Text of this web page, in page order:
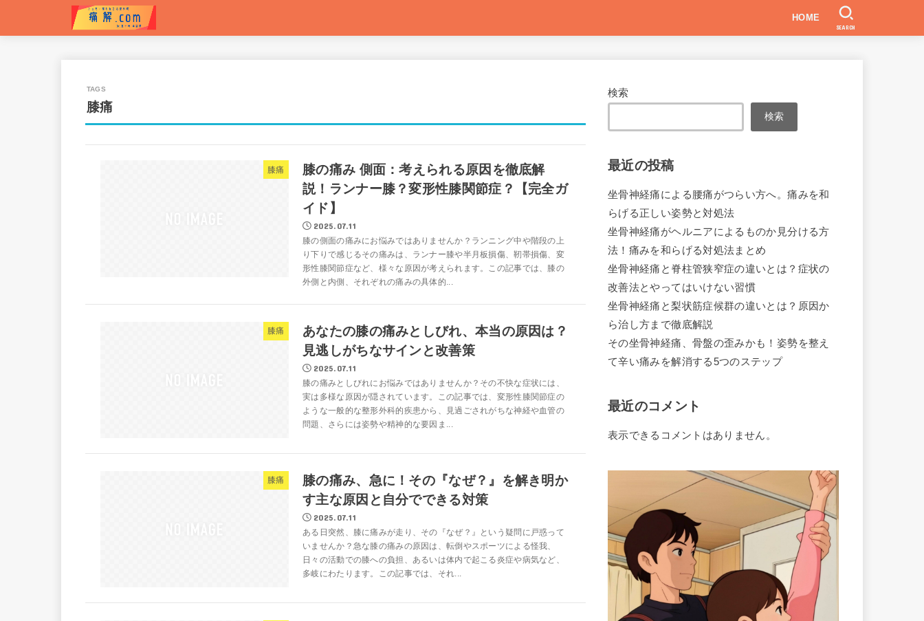
HOME
SEARCH
膝痛
膝痛
膝の痛み 側面：考えられる原因を徹底解
説！ランナー膝？変形性膝関節症？【完全ガ
イド】
2025.07.11
膝の側面の痛みにお悩みではありませんか？ランニング中や階段の上
り下りで感じるその痛みは、ランナー膝や半月板損傷、靭帯損傷、変
形性膝関節症など、様々な原因が考えられます。この記事では、膝の
外側と内側、それぞれの痛みの具体的...
膝痛
あなたの膝の痛みとしびれ、本当の原因は？
見逃しがちなサインと改善策
2025.07.11
膝の痛みとしびれにお悩みではありませんか？その不快な症状には、
実は多様な原因が隠されています。この記事では、変形性膝関節症の
ような一般的な整形外科的疾患から、見過ごされがちな神経や血管の
問題、さらには姿勢や精神的な要因ま...
膝痛
膝の痛み、急に！その『なぜ？』を解き明か
す主な原因と自分でできる対策
2025.07.11
ある日突然、膝に痛みが走り、その『なぜ？』という疑問に戸惑って
いませんか？急な膝の痛みの原因は、転倒やスポーツによる怪我、
日々の活動での膝への負担、あるいは体内で起こる炎症や病気など、
多岐にわたります。この記事では、それ...
検索
検索
最近の投稿
坐骨神経痛による腰痛がつらい方へ。痛みを和
らげる正しい姿勢と対処法
坐骨神経痛がヘルニアによるものか見分ける方
法！痛みを和らげる対処法まとめ
坐骨神経痛と脊柱管狭窄症の違いとは？症状の
改善法とやってはいけない習慣
坐骨神経痛と梨状筋症候群の違いとは？原因か
ら治し方まで徹底解説
その坐骨神経痛、骨盤の歪みかも！姿勢を整え
て辛い痛みを解消する5つのステップ
最近のコメント
表示できるコメントはありません。